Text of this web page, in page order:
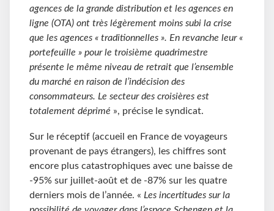
agences de la grande distribution et les agences en
ligne (OTA) ont très légèrement moins subi la crise
que les agences « traditionnelles ». En revanche leur «
portefeuille » pour le troisième quadrimestre
présente le même niveau de retrait que l’ensemble
du marché en raison de l’indécision des
consommateurs. Le secteur des croisières est
totalement déprimé », précise le syndicat.
Sur le réceptif (accueil en France de voyageurs
provenant de pays étrangers), les chiffres sont
encore plus catastrophiques avec une baisse de
-95% sur juillet-août et de -87% sur les quatre
derniers mois de l’année. « Les incertitudes sur la